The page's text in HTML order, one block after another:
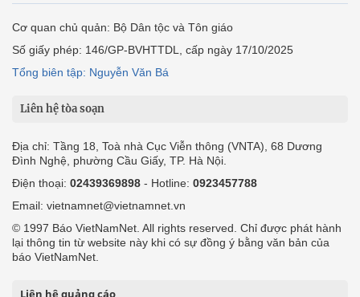
Cơ quan chủ quản: Bộ Dân tộc và Tôn giáo
Số giấy phép: 146/GP-BVHTTDL, cấp ngày 17/10/2025
Tổng biên tập: Nguyễn Văn Bá
Liên hệ tòa soạn
Địa chỉ: Tầng 18, Toà nhà Cục Viễn thông (VNTA), 68 Dương
Đình Nghệ, phường Cầu Giấy, TP. Hà Nội.
Điện thoại: 02439369898 - Hotline: 0923457788
Email: vietnamnet@vietnamnet.vn
© 1997 Báo VietNamNet. All rights reserved. Chỉ được phát hành
lại thông tin từ website này khi có sự đồng ý bằng văn bản của
báo VietNamNet.
Liên hệ quảng cáo